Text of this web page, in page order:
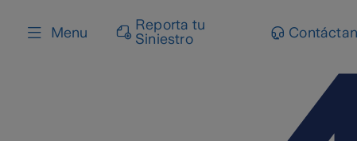
Menu
Reporta tu
Siniestro